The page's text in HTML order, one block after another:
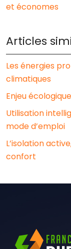
et économes
Articles
Les énergies
climatiques
Enjeu
Utilisation
mode d’emploi
L’isolation
confort